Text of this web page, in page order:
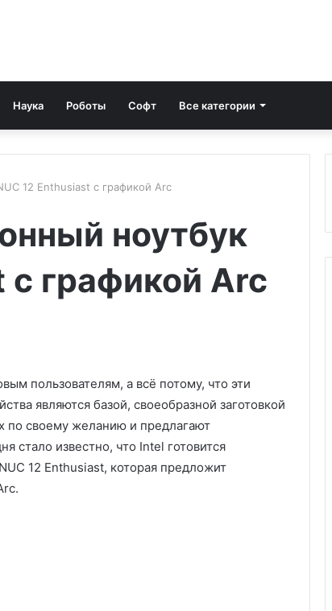
Наука Роботы Софт Все категории
12 Enthusiast с графикой Arc
ноутбук
с графикой Arc
пользователям, а всё потому, что эти
являются базой, своеобразной заготовкой
по своему желанию и предлагают
стало известно, что Intel готовится
12 Enthusiast, которая предложит